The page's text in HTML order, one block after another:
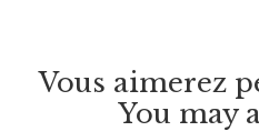
Vous aimerez
You may